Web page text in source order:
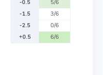
-0.5
5/6
-1.5
3/6
-2.5
0/6
+0.5
6/6